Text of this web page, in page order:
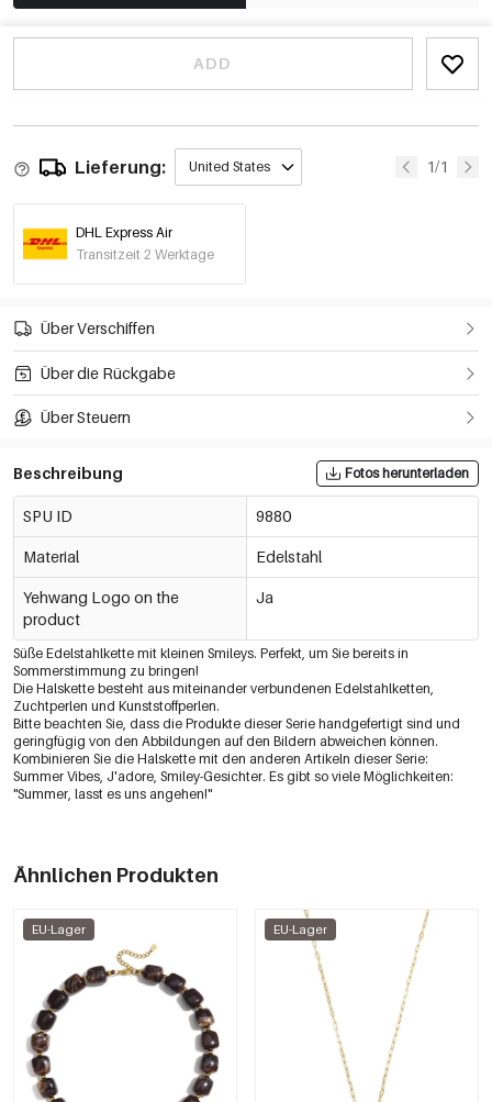
ADD
Lieferung: United States 1/1
DHL Express Air
Transitzeit 2 Werktage
Über Verschiffen
Über die Rückgabe
Über Steuern
Beschreibung Fotos herunterladen
SPU ID 9880
Material Edelstahl
Yehwang Logo on the
product
Ja
Süße Edelstahlkette mit kleinen Smileys. Perfekt, um Sie bereits in
Sommerstimmung zu bringen!
Die Halskette besteht aus miteinander verbundenen Edelstahlketten,
Zuchtperlen und Kunststoffperlen.
Bitte beachten Sie, dass die Produkte dieser Serie handgefertigt sind und
geringfügig von den Abbildungen auf den Bildern abweichen können.
Kombinieren Sie die Halskette mit den anderen Artikeln dieser Serie:
Summer Vibes, J'adore, Smiley-Gesichter. Es gibt so viele Möglichkeiten:
"Summer, lasst es uns angehen!"
Ähnlichen Produkten
EU-Lager EU-Lager